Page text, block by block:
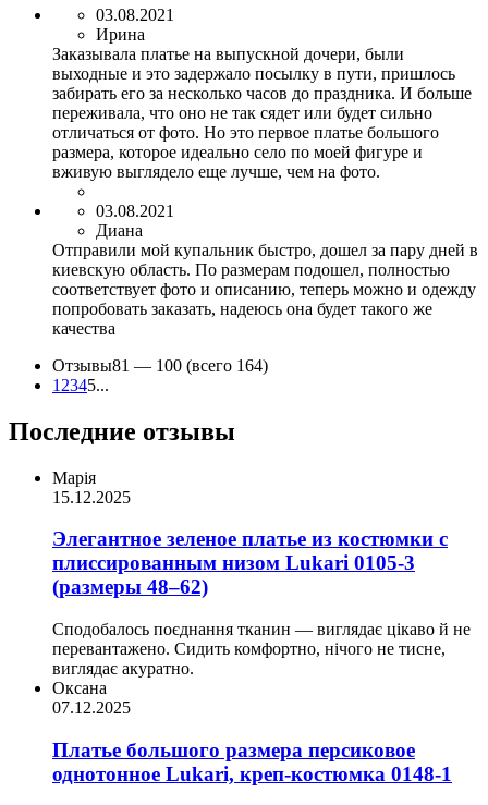
03.08.2021
Ирина
Заказывала платье на выпускной дочери, были
выходные и это задержало посылку в пути, пришлось
забирать его за несколько часов до праздника. И больше
переживала, что оно не так сядет или будет сильно
отличаться от фото. Но это первое платье большого
размера, которое идеально село по моей фигуре и
вживую выглядело еще лучше, чем на фото.
03.08.2021
Диана
Отправили мой купальник быстро, дошел за пару дней в
киевскую область. По размерам подошел, полностью
соответствует фото и описанию, теперь можно и одежду
попробовать заказать, надеюсь она будет такого же
качества
Отзывы81 — 100 (всего 164)
1 2345...
Последние отзывы
Марія
15.12.2025
Элегантное зеленое платье из костюмки с
плиссированным низом Lukari 0105-3
(размеры 48–62)
Сподобалось поєднання тканин — виглядає цікаво й не
перевантажено. Сидить комфортно, нічого не тисне,
виглядає акуратно.
Оксана
07.12.2025
Платье большого размера персиковое
однотонное Lukari, креп-костюмка 0148-1